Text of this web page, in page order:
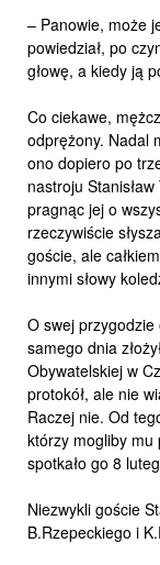
– Panowie, może
powiedział, po
głowę, a kiedy ją
Co ciekawe,
odprężony. Nadal
ono dopiero po
nastroju
pragnąc jej o
rzeczywiście
goście, ale
innymi słowy
O swej przygodzie
samego dnia
Obywatelskiej w
protokół, ale nie
Raczej nie. Od
którzy mogliby mu
spotkało go 8
Niezwykli goście
B.Rzepeckiego i